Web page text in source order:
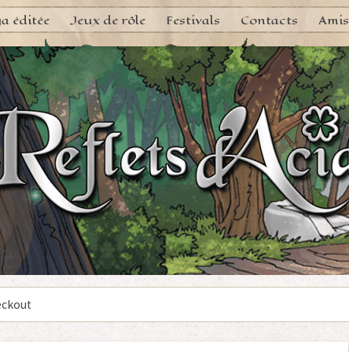
éditée Jeux de rôle Festivals Contacts Amis